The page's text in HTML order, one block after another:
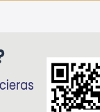
de
Más